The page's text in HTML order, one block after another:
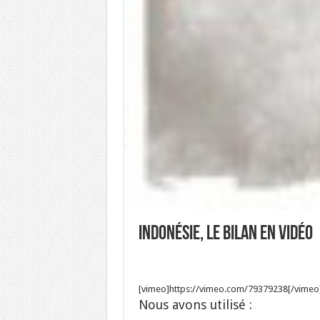
Indonésie, le bilan en vidéo
[vimeo]https://vimeo.com/79379238[/
Nous avons utilisé :